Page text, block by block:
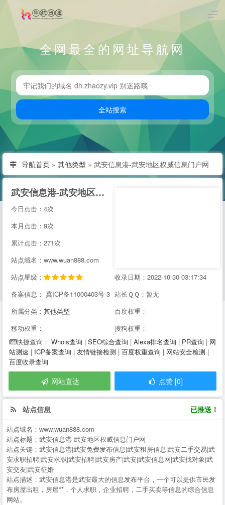
全网最全的网址导航网
导航首页 » 其他类型 » 武安信息港-武安地区权威信息门户网
武安信息港-武安地区权威信息门户网
今日点击：4次
本月点击：9次
累计点击：271次
站点域名：www.wuan888.com
站点星级：
收录日期：2022-10-30 03:17:34
备案信息： 冀ICP备11000403号-3 站长ＱＱ：暂无
所属分类： 其他类型
百度权重：
移动权重：
搜狗权重：
快捷查询： Whois查询 | SEO综合查询 | Alexa排名查询 | PR查询 | 网
站测速 | ICP备案查询 | 友情链接检测 | 百度权重查询 | 网站安全检测 |
百度收录查询
网站直达 点赞 [0]
站点信息 已推送！
站点域名： www.wuan888.com
站点标题： 武安信息港-武安地区权威信息门户网
站点关键： 武安信息港|武安免费发布信息|武安租房信息|武安二手交易|武
安求职招聘|武安求职|武安招聘|武安房产|武安|武安信息网|武安找对象|武
安交友|武安征婚
站点描述： 武安信息港是武安最大的信息发布平台，一个可以提供市民发
布房屋出租，房屋**，个人求职，企业招聘，二手买卖等信息的综合信息
网站。